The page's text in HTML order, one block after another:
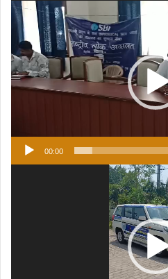
Video
Player
00:00